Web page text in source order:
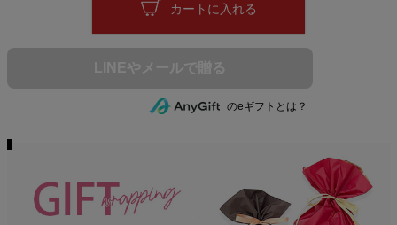
カートに入れる
のeギフトとは？